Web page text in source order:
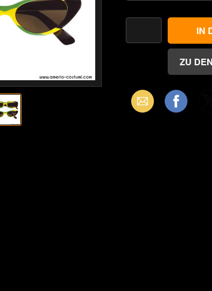
Email Facebook